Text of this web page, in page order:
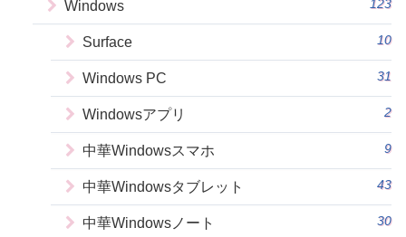
Windows 123
Surface 10
Windows PC 31
Windowsアプリ 2
中華Windowsスマホ 9
中華Windowsタブレット 43
中華Windowsノート 30